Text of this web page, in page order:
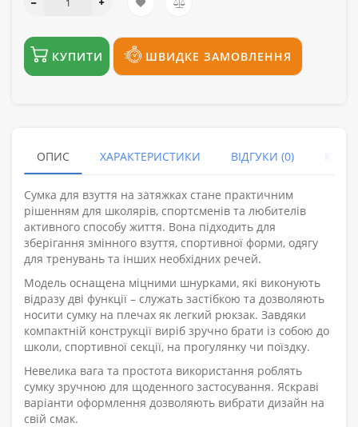
КУПИТИ ШВИДКЕ ЗАМОВЛЕННЯ
ОПИС ХАРАКТЕРИСТИКИ ВІДГУКИ (0)
Сумка для взуття на затяжках стане практичним
рішенням для школярів, спортсменів та любителів
активного способу життя. Вона підходить для
зберігання змінного взуття, спортивної форми, одягу
для тренувань та інших необхідних речей.
Модель оснащена міцними шнурками, які виконують
відразу дві функції – служать застібкою та дозволяють
носити сумку на плечах як легкий рюкзак. Завдяки
компактній конструкції виріб зручно брати із собою до
школи, спортивної секції, на прогулянку чи поїздку.
Невелика вага та простота використання роблять
сумку зручною для щоденного застосування. Яскраві
варіанти оформлення дозволяють вибрати дизайн на
свій смак.